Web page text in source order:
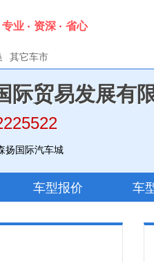
专业 资深 省心
其它车市
际贸易发展有
扬国际汽车城
车型报价 车